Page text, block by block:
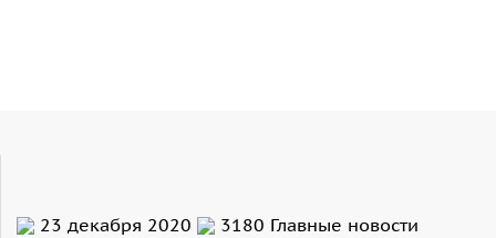
23 декабря 2020 3180 Главные новости